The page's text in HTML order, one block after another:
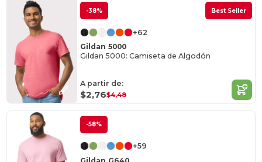
-38% Best Seller
+62
Gildan 5000
Gildan 5000: Camiseta de Algodón
A partir de:
$2,76$4,48
-58%
+59